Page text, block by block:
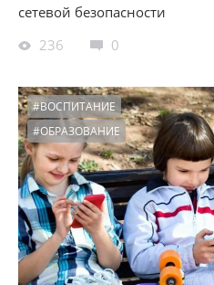
сетевой безопасности
236
0
#ВОСПИТАНИЕ
#ОБРАЗОВАНИЕ